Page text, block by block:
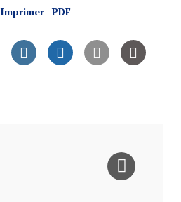
Imprimer | PDF